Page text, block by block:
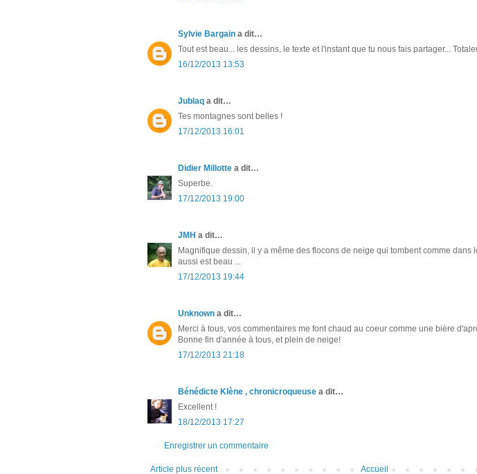
Sylvie Bargain a dit…
Tout est beau... les dessins, le texte et l'instant que tu nous fais partager...
16/12/2013 13:53
Jublaq a dit…
Tes montagnes sont belles !
17/12/2013 16:01
Didier Millotte a dit…
Superbe.
17/12/2013 19:00
JMH a dit…
Magnifique dessin, il y a même des flocons de neige qui tombent comme dans
aussi est beau ...
17/12/2013 19:44
Unknown a dit…
Merci à tous, vos commentaires me font chaud au coeur comme une bière
Bonne fin d'année à tous, et plein de neige!
17/12/2013 21:18
Bénédicte Klène , chronicroqueuse a dit…
Excellent !
18/12/2013 17:27
Enregistrer un commentaire
Article plus récent Accueil